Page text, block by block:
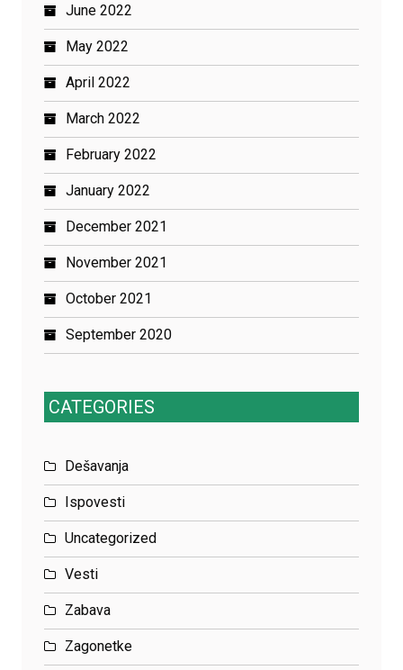
June 2022
May 2022
April 2022
March 2022
February 2022
January 2022
December 2021
November 2021
October 2021
September 2020
CATEGORIES
Dešavanja
Ispovesti
Uncategorized
Vesti
Zabava
Zagonetke